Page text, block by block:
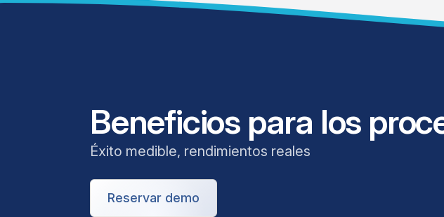
Beneficios para los
Éxito medible, rendimientos reales
Reservar demo